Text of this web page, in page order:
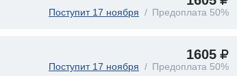
Поступит 17 ноября Предоплата 50%
1605
Поступит 17 ноября Предоплата 50%